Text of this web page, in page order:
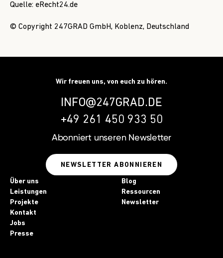
Quelle: eRecht24.de
© Copyright 247GRAD GmbH, Koblenz, Deutschland
Wir freuen uns, von euch zu hören.
INFO@247GRAD.DE
+49 261 450 933 50
Abonniert unseren Newsletter
NEWSLETTER ABONNIEREN
Über uns
Leistungen
Projekte
Kontakt
Jobs
Presse
Blog
Ressourcen
Newsletter